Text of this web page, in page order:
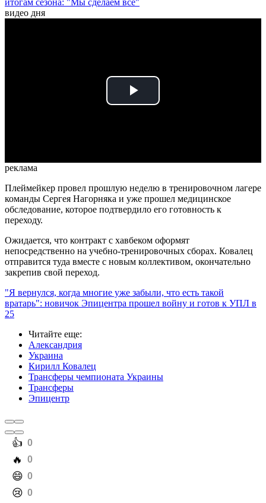
итогам сезона: "Мы сделаем все"
видео дня
Play
реклама
Плеймейкер провел прошлую неделю в тренировочном лагере
команды Сергея Нагорняка и уже прошел медицинское
обследование, которое подтвердило его готовность к
переходу.
Ожидается, что контракт с хавбеком оформят
непосредственно на учебно-тренировочных сборах. Ковалец
отправится туда вместе с новым коллективом, окончательно
закрепив свой переход.
"Я вернулся, когда многие уже забыли, что есть такой
вратарь": новичок Эпицентра прошел войну и готов к УПЛ в
25
Читайте еще:
Александрия
Украина
Кирилл Ковалец
Трансферы чемпионата Украины
Трансферы
Эпицентр
️👍 0
️🔥 0
️😄 0
️😢 0